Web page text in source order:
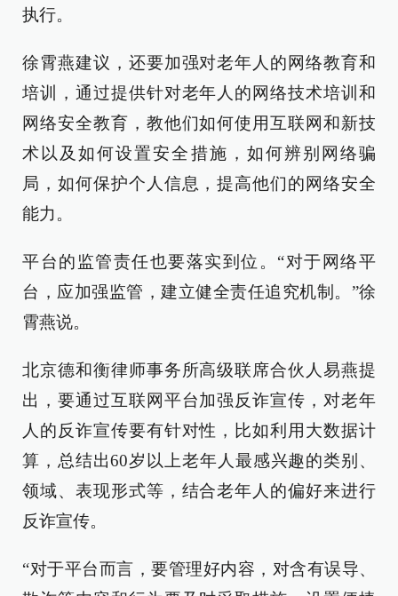
执行。
徐霄燕建议，还要加强对老年人的网络教育和
培训，通过提供针对老年人的网络技术培训和
网络安全教育，教他们如何使用互联网和新技
术以及如何设置安全措施，如何辨别网络骗
局，如何保护个人信息，提高他们的网络安全
能力。
平台的监管责任也要落实到位。“对于网络平
台，应加强监管，建立健全责任追究机制。”徐
霄燕说。
北京德和衡律师事务所高级联席合伙人易燕提
出，要通过互联网平台加强反诈宣传，对老年
人的反诈宣传要有针对性，比如利用大数据计
算，总结出60岁以上老年人最感兴趣的类别、
领域、表现形式等，结合老年人的偏好来进行
反诈宣传。
“对于平台而言，要管理好内容，对含有误导、